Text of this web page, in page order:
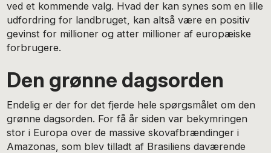
ved et kommende valg. Hvad der kan synes som en lille
udfordring for landbruget, kan altså være en positiv
gevinst for millioner og atter millioner af europæiske
forbrugere.
Den grønne dagsorden
Endelig er der for det fjerde hele spørgsmålet om den
grønne dagsorden. For få år siden var bekymringen
stor i Europa over de massive skovafbrændinger i
Amazonas, som blev tilladt af Brasiliens daværende